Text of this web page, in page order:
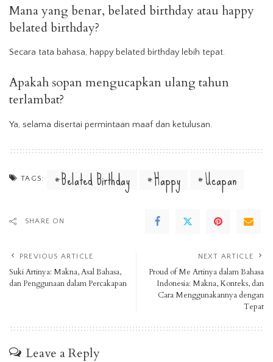
Mana yang benar, belated birthday atau happy
belated birthday?
Secara tata bahasa, happy belated birthday lebih tepat.
Apakah sopan mengucapkan ulang tahun
terlambat?
Ya, selama disertai permintaan maaf dan ketulusan.
TAGS: Belated Birthday Happy Ucapan
SHARE ON
PREVIOUS ARTICLE
Suki Artinya: Makna, Asal Bahasa,
dan Penggunaan dalam Percakapan
NEXT ARTICLE
Proud of Me Artinya dalam Bahasa
Indonesia: Makna, Konteks, dan
Cara Menggunakannya dengan
Tepat
Leave a Reply